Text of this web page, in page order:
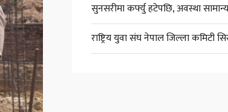
सुनसरीमा कर्फ्यु हटेपछि, अवस्था
राष्ट्रिय युवा संघ नेपाल जिल्ला कमिटी